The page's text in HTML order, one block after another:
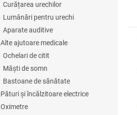
Curățarea urechilor
Lumânări pentru urechi
Aparate auditive
Alte ajutoare medicale
Ochelari de citit
Măști de somn
Bastoane de sănătate
Pături și încălzitoare electrice
Oximetre